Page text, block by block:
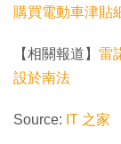
購買電動車津貼
【相關報道】 雷
設於南法
Source: IT 之家